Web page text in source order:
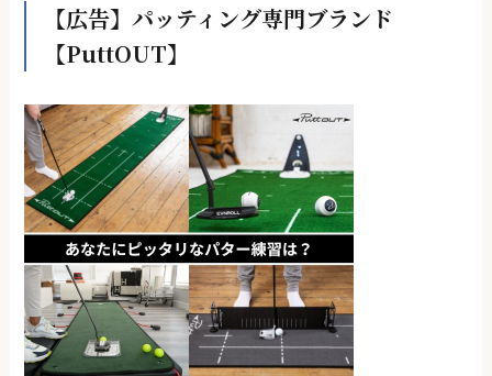
【広告】パッティング専門ブランド
【PuttOUT】